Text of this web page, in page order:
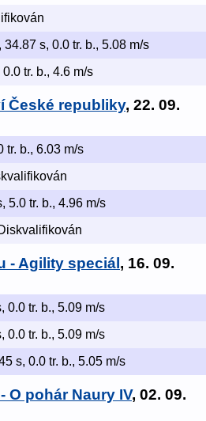
34.87 s, 0.0 tr. b., 5.08 m/s
tr. b., 4.6 m/s
České republiky, 22. 09.
tr. b., 6.03 m/s
5.0 tr. b., 4.96 m/s
- Agility speciál, 16. 09.
0.0 tr. b., 5.09 m/s
0.0 tr. b., 5.09 m/s
s, 0.0 tr. b., 5.05 m/s
O pohár Naury IV, 02. 09.